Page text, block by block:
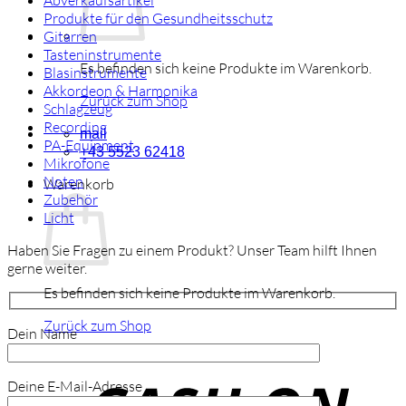
Es befinden sich keine Produkte im Warenkorb.
Zurück zum Shop
mail
+43 5523 62418
Warenkorb
Es befinden sich keine Produkte im Warenkorb.
Zurück zum Shop
Produkte für den Gesundheitsschutz
Gitarren
Tasteninstrumente
Blasinstrumente
Akkordeon & Harmonika
Schlagzeug
Recording
PA-Equipment
Mikrofone
Noten
Zubehör
Licht
Haben Sie Fragen zu einem Produkt? Unser Team hilft Ihnen
gerne weiter.
Dein Name
Deine E-Mail-Adresse